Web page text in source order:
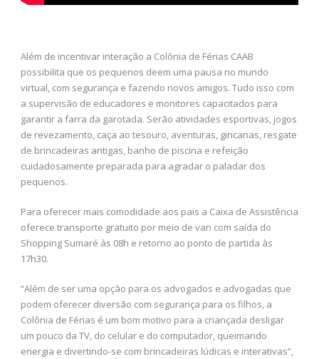
Além de incentivar interação a Colônia de Férias CAAB
possibilita que os pequenos deem uma pausa no mundo
virtual, com segurança e fazendo novos amigos. Tudo isso com
a supervisão de educadores e monitores capacitados para
garantir a farra da garotada. Serão atividades esportivas, jogos
de revezamento, caça ao tesouro, aventuras, gincanas, resgate
de brincadeiras antigas, banho de piscina e refeição
cuidadosamente preparada para agradar o paladar dos
pequenos.
Para oferecer mais comodidade aos pais a Caixa de Assistência
oferece transporte gratuito por meio de van com saída do
Shopping Sumaré às 08h e retorno ao ponto de partida às
17h30.
“Além de ser uma opção para os advogados e advogadas que
podem oferecer diversão com segurança para os filhos, a
Colônia de Férias é um bom motivo para a criançada desligar
um pouco da TV, do celular e do computador, queimando
energia e divertindo-se com brincadeiras lúdicas e interativas”,